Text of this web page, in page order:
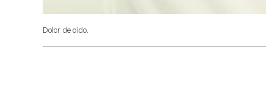
Dolor de oído.